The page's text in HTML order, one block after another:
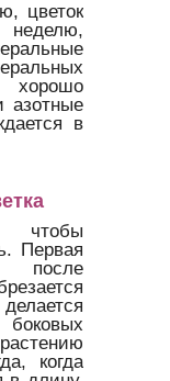
цветок
азотные
в
чтобы
Первая
после
когда